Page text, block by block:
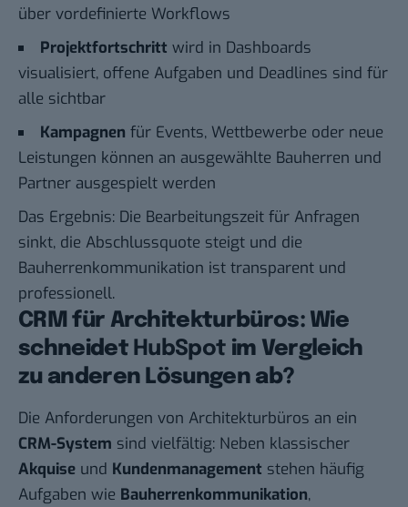
über vordefinierte Workflows
Projektfortschritt wird in Dashboards
visualisiert, offene Aufgaben und Deadlines sind für
alle sichtbar
Kampagnen für Events, Wettbewerbe oder neue
Leistungen können an ausgewählte Bauherren und
Partner ausgespielt werden
Das Ergebnis: Die Bearbeitungszeit für Anfragen
sinkt, die Abschlussquote steigt und die
Bauherrenkommunikation ist transparent und
professionell.
CRM für Architekturbüros: Wie
schneidet HubSpot im Vergleich
zu anderen Lösungen ab?
Die Anforderungen von Architekturbüros an ein
CRM-System sind vielfältig: Neben klassischer
Akquise und Kundenmanagement stehen häufig
Aufgaben wie Bauherrenkommunikation,